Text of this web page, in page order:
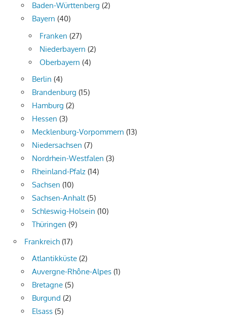
Baden-Württenberg (2)
Bayern (40)
Franken (27)
Niederbayern (2)
Oberbayern (4)
Berlin (4)
Brandenburg (15)
Hamburg (2)
Hessen (3)
Mecklenburg-Vorpommern (13)
Niedersachsen (7)
Nordrhein-Westfalen (3)
Rheinland-Pfalz (14)
Sachsen (10)
Sachsen-Anhalt (5)
Schleswig-Holsein (10)
Thüringen (9)
Frankreich (17)
Atlantikküste (2)
Auvergne-Rhône-Alpes (1)
Bretagne (5)
Burgund (2)
Elsass (5)